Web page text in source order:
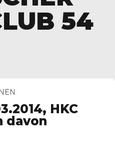
54
HKC
davon